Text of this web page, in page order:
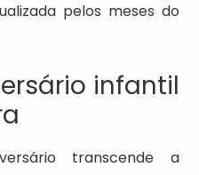
pelos meses do
infantil
transcende a